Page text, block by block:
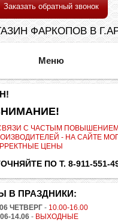
Заказать обратный звонок
ФАРКОПОВ В
С ЧАСТЫМ
- НА САЙТЕ
ЦЕНЫ
ПО Т. 8-911-551-
В ПРАЗДНИКИ:
ЧЕТВЕРГ - 10.00-16.00
14.06 - ВЫХОДНЫЕ